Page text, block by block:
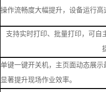
操作流畅度大幅提升，设备运行
支持实时打印、批量打印，可自
单键一键开关机，主页面动态展
显著提升现场作业效率。